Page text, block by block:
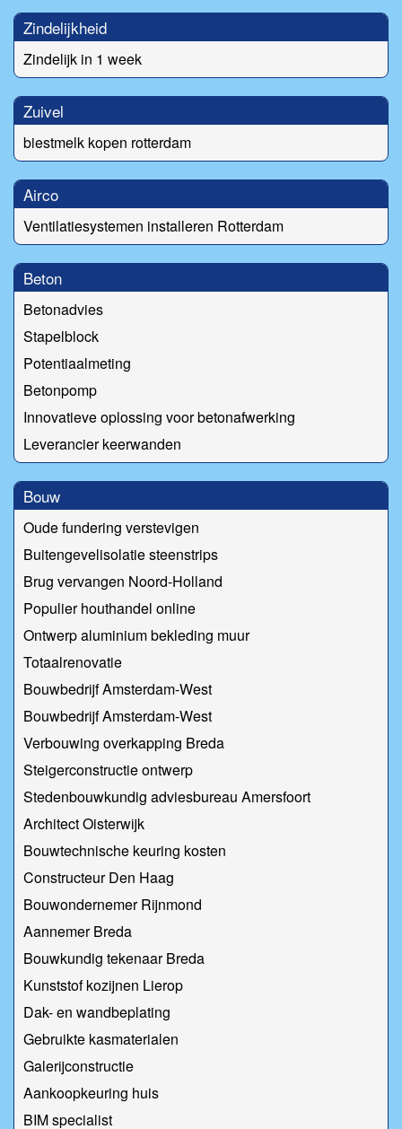
Zindelijkheid
Zindelijk in 1 week
Zuivel
biestmelk kopen rotterdam
Airco
Ventilatiesystemen installeren Rotterdam
Beton
Betonadvies
Stapelblock
Potentiaalmeting
Betonpomp
Innovatieve oplossing voor betonafwerking
Leverancier keerwanden
Bouw
Oude fundering verstevigen
Buitengevelisolatie steenstrips
Brug vervangen Noord-Holland
Populier houthandel online
Ontwerp aluminium bekleding muur
Totaalrenovatie
Bouwbedrijf Amsterdam-West
Bouwbedrijf Amsterdam-West
Verbouwing overkapping Breda
Steigerconstructie ontwerp
Stedenbouwkundig adviesbureau Amersfoort
Architect Oisterwijk
Bouwtechnische keuring kosten
Constructeur Den Haag
Bouwondernemer Rijnmond
Aannemer Breda
Bouwkundig tekenaar Breda
Kunststof kozijnen Lierop
Dak- en wandbeplating
Gebruikte kasmaterialen
Galerijconstructie
Aankoopkeuring huis
BIM specialist